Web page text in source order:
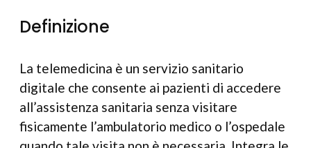
Definizione
La telemedicina è un servizio sanitario
digitale che consente ai pazienti di accedere
all’assistenza sanitaria senza visitare
fisicamente l’ambulatorio medico o l’ospedale